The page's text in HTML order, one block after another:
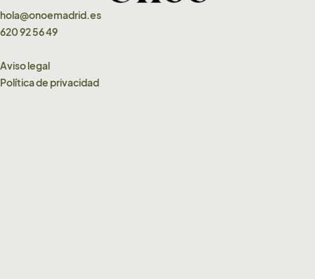
hola@onoemadrid.es
620 92 56 49
Aviso legal
Política de privacidad